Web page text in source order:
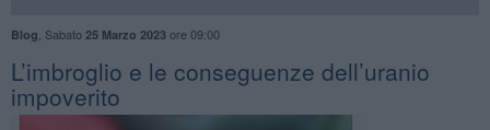
Blog Sabato 25 Marzo 2023ore 09:00
​L’imbroglio e le conseguenze dell’uranio
impoverito